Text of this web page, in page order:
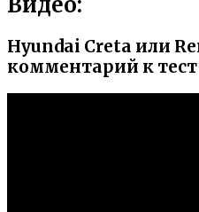
Hyundai Creta или
комментарий к